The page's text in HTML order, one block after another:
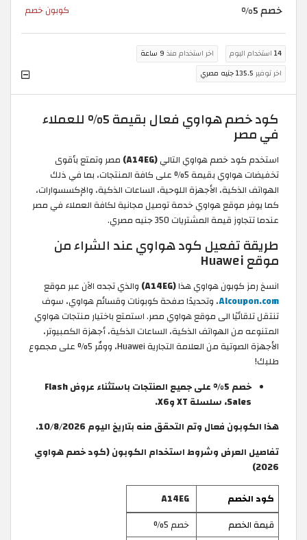
خصم 5% كوبون خصم
14 استخدام اليوم اخر استخدام منذ 9 ساعة
اخر توفير 135.5 جنيه مصري
كود خصم هواوي فعال بقيمة 5% للعملاء
في مصر
استخدم كود خصم هواوي التالي(A14EG)
مصر وتمتع بأقوى
تخفيضات هواوي بقيمة 5% على كافة المنتجات، بما في ذلك
الهواتف الذكية، الأجهزة اللوحية، الساعات الذكية، والإكسسوارات،
كما يوفر موقع هواوي خدمة توصيل مجانية لكافة العملاء في مصر
عندما تتجاوز قيمة المشتريات 350 جنيه مصري.
طريقة تفعيل كود هواوي عند الشراء من
موقع Huawei
انسخ رمز كوبون هواوي هذا(A14EG)
والذي تجده الآن عبر موقع
Alcoupon.com، وتحديدًا صفحة كوبونات وقسائم هواوي، سوف
تنتقل تلقائيًا الى موقع هواوي مصر. استمتع باختيار منتجات هواوي
المتنوعه من الهواتف الذكية، الساعات الذكية، أجهزة الكمبيوتر،
الأجهزة الصوتية من العلامة التجارية Huawei، ووفّر 5% على مجموع
طلبك!
خصم 5% على جميع المنتجات باستثناء عروض Flash
Sales، سلسلة XT وX6.
هذا الكوبون فعال وتم التحقق منه بتاريخ اليوم 10/8/2026.
تفاصيل العرض وشروط استخدام الكوبون (كود خصم هواوي
2026)
كود الخصم
A14EG
قيمة الخصم
خصم 5%